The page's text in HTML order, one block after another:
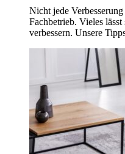
Nicht jede
Fachbetrieb. Vieles
verbessern. Unsere